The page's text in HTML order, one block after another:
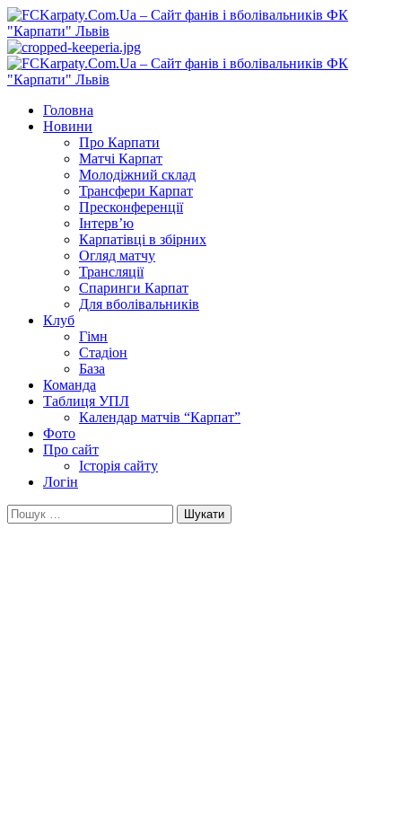
Перейти
до
вмісту
Primary
Menu
Головна
Новини
Про Карпати
Матчі Карпат
Молодіжний склад
Трансфери Карпат
Пресконференції
Інтерв’ю
Карпатівці в збірних
Огляд матчу
Трансляції
Спаринги Карпат
Для вболівальників
Клуб
Гімн
Стадіон
База
Команда
Таблиця УПЛ
Календар матчів “Карпат”
Фото
Про сайт
Історія сайту
Логін
Пошук: